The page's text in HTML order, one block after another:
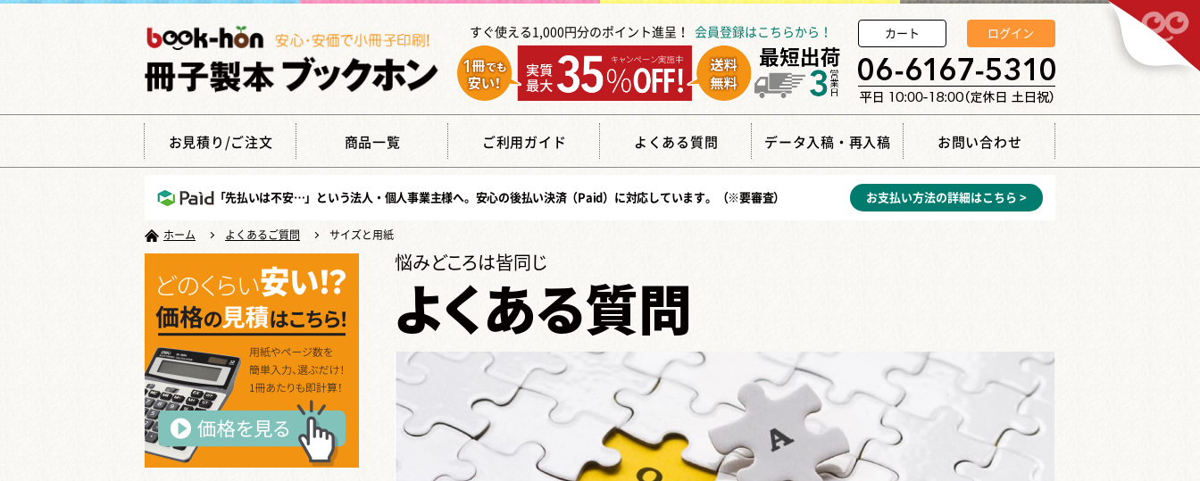
すぐ使える1,000円分のポイント進呈！ 会員登録はこちらから！ カート ログイン
お見積り/ご注文 商品一覧 ご利用ガイド よくある質問 データ入稿・再入稿 お問い合わせ
「先払いは不安…」という法人・個人事業主様へ。安心の後払い決済（Paid） に対応しています。（※要審査） お支払い方法の詳細はこちら >
ホーム よくあるご質問 サイズと用紙
悩みどころは皆同じ
よくある質問